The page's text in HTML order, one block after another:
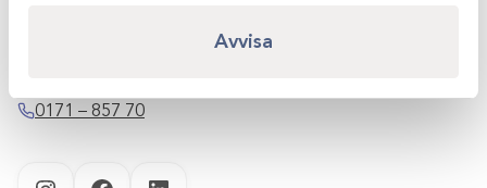
Avvisa
0171 – 857 70